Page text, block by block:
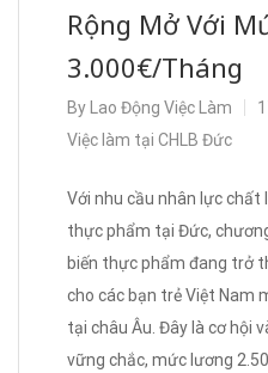
Rộng Mở Với
3.000€/Tháng
By Lao Động Việc Làm
Việc làm tại CHLB Đức
Với nhu cầu nhân lực
thực phẩm tại Đức,
biến thực phẩm đang trở
cho các bạn trẻ Việt Nam
tại châu Âu. Đây là cơ hội
vững chắc, mức lương